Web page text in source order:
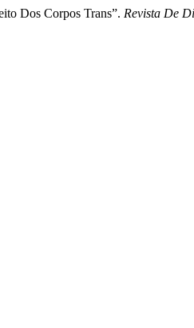
Dos Corpos Trans”. Revista De